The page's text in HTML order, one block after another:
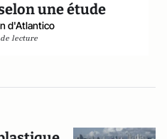
une étude
d'Atlantico
lecture